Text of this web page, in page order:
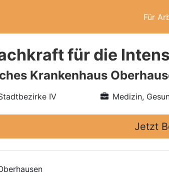
Für
für die
Krankenhaus
IV Medizin,
Jetzt